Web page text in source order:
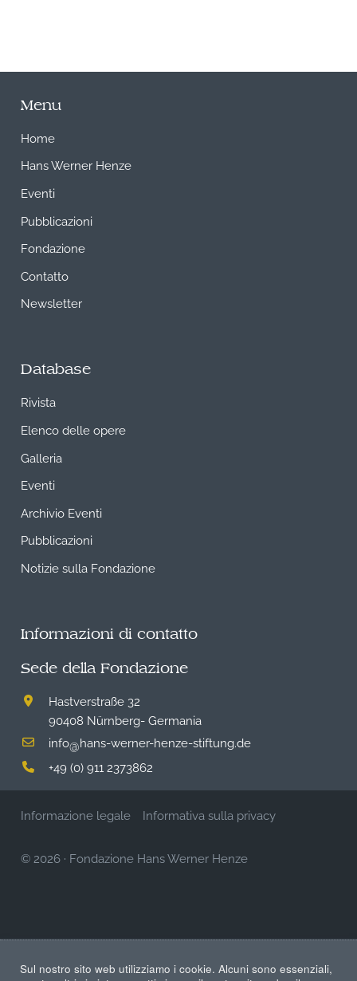
Menu
Home
Hans Werner Henze
Eventi
Pubblicazioni
Fondazione
Contatto
Newsletter
Database
Rivista
Elenco delle opere
Galleria
Eventi
Archivio Eventi
Pubblicazioni
Notizie sulla Fondazione
Informazioni di contatto
Sede della Fondazione
Hastverstraße 32
90408 Nürnberg- Germania
info@hans-werner-henze-stiftung.de
+49 (0) 911 2373862
Informazione legale Informativa sulla privacy
© 2026 · Fondazione Hans Werner Henze
Sul nostro sito web utilizziamo i cookie. Alcuni sono essenziali,